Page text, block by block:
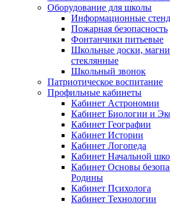
Оборудование для школы
Информационные
Пожарная безопасность
Фонтанчики питьевые
Школьные доски,
стеклянные
Школьный звонок
Патриотическое воспитание
Профильные кабинеты
Кабинет Астрономии
Кабинет Биологии и
Кабинет Географии
Кабинет Истории
Кабинет Логопеда
Кабинет Начальной
Кабинет Основы
Родины
Кабинет Психолога
Кабинет Технологии